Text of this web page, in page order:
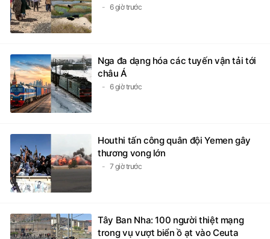
6 giờ trước
Nga đa dạng hóa các tuyến vận tải tới
châu Á
6 giờ trước
Houthi tấn công quân đội Yemen gây
thương vong lớn
7 giờ trước
Tây Ban Nha: 100 người thiệt mạng
trong vụ vượt biển ồ ạt vào Ceuta